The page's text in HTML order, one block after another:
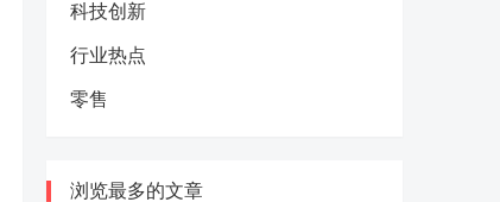
科技创新
行业热点
零售
浏览最多的文章